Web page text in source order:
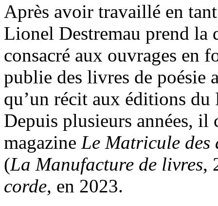
Après avoir travaillé en
Lionel Destremau prend
consacré aux ouvrages en
publie des livres de poésie
qu’un récit aux éditions du
Depuis plusieurs années,
magazine Le Matricule des
(La Manufacture de livres,
corde, en 2023.